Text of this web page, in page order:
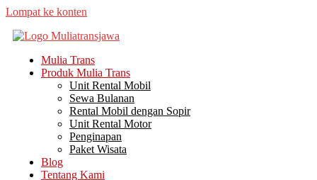
Lompat ke konten
Mulia Trans
Produk Mulia Trans
Unit Rental Mobil
Sewa Bulanan
Rental Mobil dengan Sopir
Unit Rental Motor
Penginapan
Paket Wisata
Blog
Tentang Kami